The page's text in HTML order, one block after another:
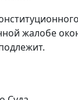
жалобе